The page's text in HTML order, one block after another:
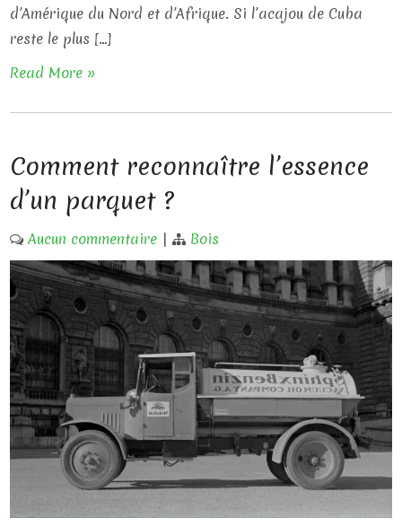
d’Amérique du Nord et d’Afrique. Si l’acajou de Cuba
reste le plus […]
Read More »
Comment reconnaître l’essence
d’un parquet ?
Aucun commentaire | Bois